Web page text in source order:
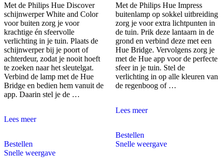
Met de Philips Hue Discover
schijnwerper White and Color
voor buiten zorg je voor
krachtige én sfeervolle
verlichting in je tuin. Plaats de
schijnwerper bij je poort of
achterdeur, zodat je nooit hoeft
te zoeken naar het sleutelgat.
Verbind de lamp met de Hue
Bridge en bedien hem vanuit de
app. Daarin stel je de …
Philips
schijnwerper
White
Lees meer
Bestellen
Snelle weergave
Met de Philips Hue Impress
buitenlamp op sokkel uitbreiding
zorg je voor extra lichtpunten in
de tuin. Prik deze lantaarn in de
grond en verbind deze met een
Hue Bridge. Vervolgens zorg je
met de Hue app voor de perfecte
sfeer in je tuin. Stel de
verlichting in op alle kleuren van
de regenboog of …
Philips
sokkellamp
White
Lees meer
Bestellen
Snelle weergave